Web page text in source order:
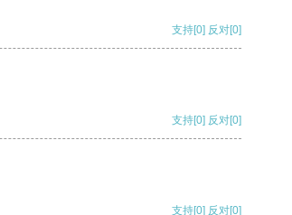
支持[0] 反对[0]
支持[0] 反对[0]
支持[0] 反对[0]